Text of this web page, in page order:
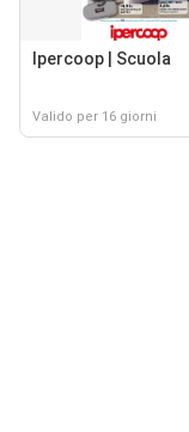
Ipercoop | Scuola
Valido per 16 giorni